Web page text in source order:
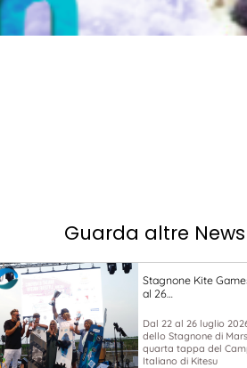
Guarda altre News
Stagnone Kite
al 26…
Dal 22 al 26 luglio
dello Stagnone di
quarta tappa del
Italiano di Kitesu